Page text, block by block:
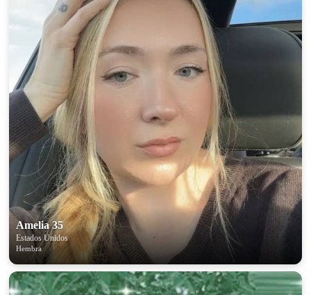
Amelia 35
Estados Unidos
Hembra